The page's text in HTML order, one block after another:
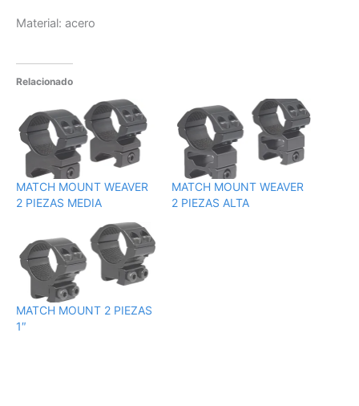
Material: acero
Relacionado
MATCH MOUNT WEAVER
2 PIEZAS MEDIA
MATCH MOUNT WEAVER
2 PIEZAS ALTA
MATCH MOUNT 2 PIEZAS
1″